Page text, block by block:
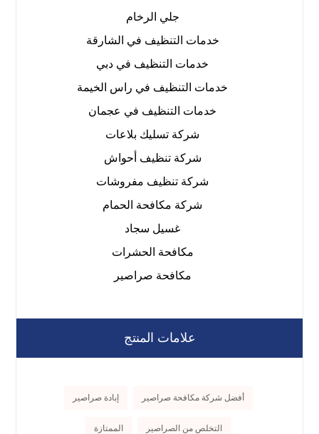
جلي الرخام
خدمات التنظيف في الشارقة
خدمات التنظيف في دبي
خدمات التنظيف في راس الخيمة
خدمات التنظيف في عجمان
شركة تسليك بلاعات
شركة تنظيف أحواش
شركة تنظيف مفروشات
شركة مكافحة الحمام
غسيل سجاد
مكافحة الحشرات
مكافحة صراصير
علامات المنتج
أفضل شركة مكافحة صراصير إبادة صراصير
التخلص من الصراصير الممتازة